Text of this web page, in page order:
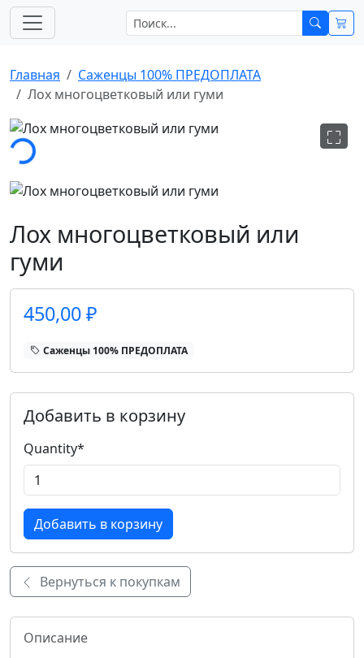
Главная
Саженцы 100% ПРЕДОПЛАТА
Лох многоцветковый или гуми
Загрузка...
Лох многоцветковый или
гуми
450,00 ₽
Саженцы 100% ПРЕДОПЛАТА
Добавить в корзину
Quantity*
Вернуться к покупкам
Описание